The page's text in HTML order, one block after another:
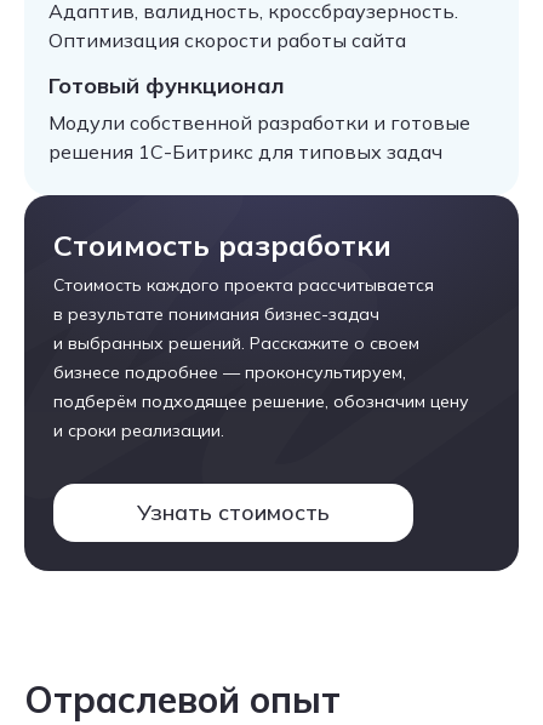
Адаптив, валидность, кроссбраузерность.
Оптимизация скорости работы сайта
Готовый функционал
Модули собственной разработки и готовые
решения 1С-Битрикс для типовых задач
Стоимость разработки
Стоимость каждого проекта рассчитывается
в результате понимания бизнес-задач
и выбранных решений. Расскажите о своем
бизнесе подробнее — проконсультируем,
подберём подходящее решение, обозначим цену
и сроки реализации.
Узнать стоимость
Отраслевой опыт